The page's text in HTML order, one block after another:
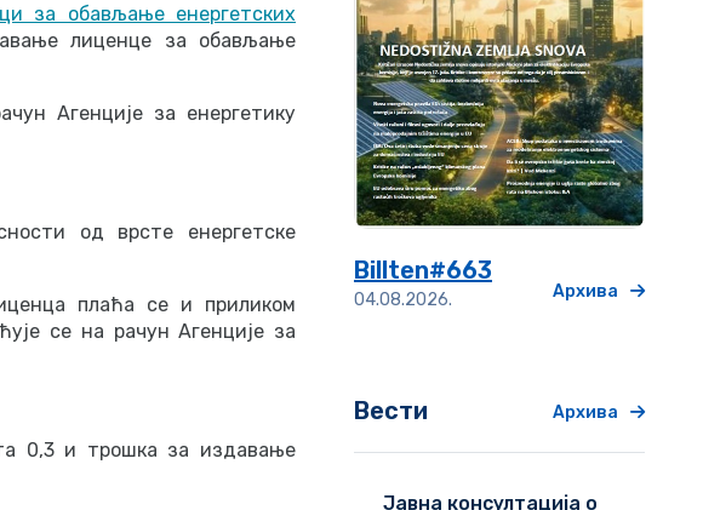
за обављање енергетских
лиценце за обављање
Агенције за енергетику
од врсте енергетске
плаћа се и приликом
се на рачун Агенције за
0,3 и трошка за издавање
Billten#663
04.08.2026. Архива
Вести Архива
Јавна консултација о